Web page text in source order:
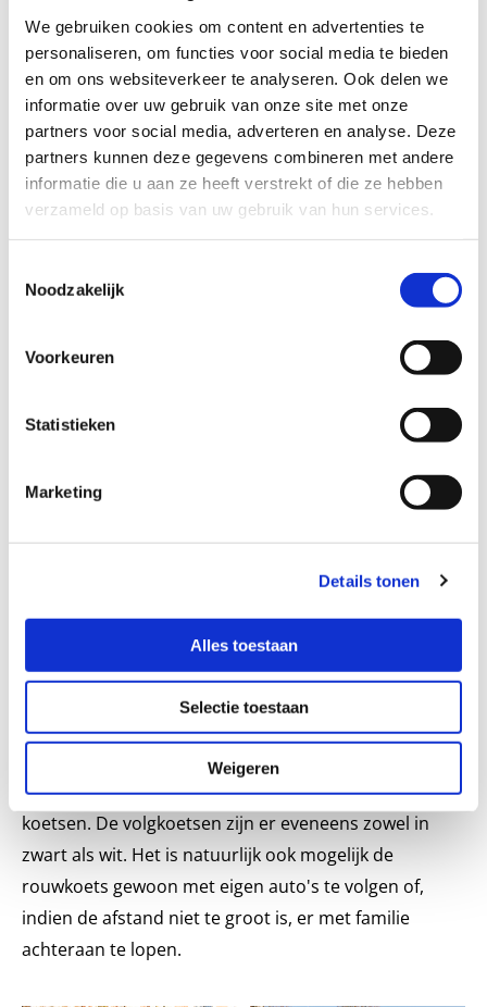
We gebruiken cookies om content en advertenties te
personaliseren, om functies voor social media te bieden
en om ons websiteverkeer te analyseren. Ook delen we
informatie over uw gebruik van onze site met onze
partners voor social media, adverteren en analyse. Deze
partners kunnen deze gegevens combineren met andere
informatie die u aan ze heeft verstrekt of die ze hebben
verzameld op basis van uw gebruik van hun services.
Noodzakelijk
Voorkeuren
Statistieken
Marketing
Details tonen
Alles toestaan
Selectie toestaan
Weigeren
Paardenkoets
Naast dit voor onze tijd traditionele vervoer is het ook
mogelijk gebruik te maken van het standaardvervoer
van vroeger tijden, de ouderwetse paardenkoets.
getrokken wilt hebben door twee, vier of zes paarden.
De paarden van de zwarte staatsie dragen
rouwkleden over het lijf en de hoofden zijn met
gebruikgemaakt van witte paarden die verder geen
extra aankleding dragen. De kosten liggen hoger
naarmate u voor meer paarden kiest. Net als bij de
rouwauto's kunt u bij dit soort vervoer ook voor
volgers kiezen. U kunt zelf bepalen of u voor de
volgers gebruikmaakt van auto's of eveneens van
koetsen. De volgkoetsen zijn er eveneens zowel in
zwart als wit. Het is natuurlijk ook mogelijk de
rouwkoets gewoon met eigen auto's te volgen of,
indien de afstand niet te groot is, er met familie
achteraan te lopen.